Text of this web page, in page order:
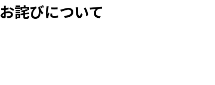
詫びについて